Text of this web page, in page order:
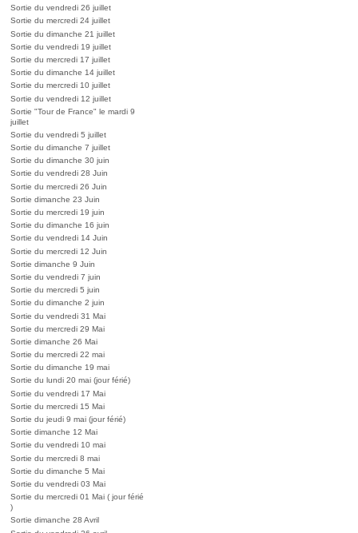
Sortie du vendredi 26 juillet
Sortie du mercredi 24 juillet
Sortie du dimanche 21 juillet
Sortie du vendredi 19 juillet
Sortie du mercredi 17 juillet
Sortie du dimanche 14 juillet
Sortie du mercredi 10 juillet
Sortie du vendredi 12 juillet
Sortie "Tour de France" le mardi 9
juillet
Sortie du vendredi 5 juillet
Sortie du dimanche 7 juillet
Sortie du dimanche 30 juin
Sortie du vendredi 28 Juin
Sortie du mercredi 26 Juin
Sortie dimanche 23 Juin
Sortie du mercredi 19 juin
Sortie du dimanche 16 juin
Sortie du vendredi 14 Juin
Sortie du mercredi 12 Juin
Sortie dimanche 9 Juin
Sortie du vendredi 7 juin
Sortie du mercredi 5 juin
Sortie du dimanche 2 juin
Sortie du vendredi 31 Mai
Sortie du mercredi 29 Mai
Sortie dimanche 26 Mai
Sortie du mercredi 22 mai
Sortie du dimanche 19 mai
Sortie du lundi 20 mai (jour férié)
Sortie du vendredi 17 Mai
Sortie du mercredi 15 Mai
Sortie du jeudi 9 mai (jour férié)
Sortie dimanche 12 Mai
Sortie du vendredi 10 mai
Sortie du mercredi 8 mai
Sortie du dimanche 5 Mai
Sortie du vendredi 03 Mai
Sortie du mercredi 01 Mai ( jour férié
)
Sortie dimanche 28 Avril